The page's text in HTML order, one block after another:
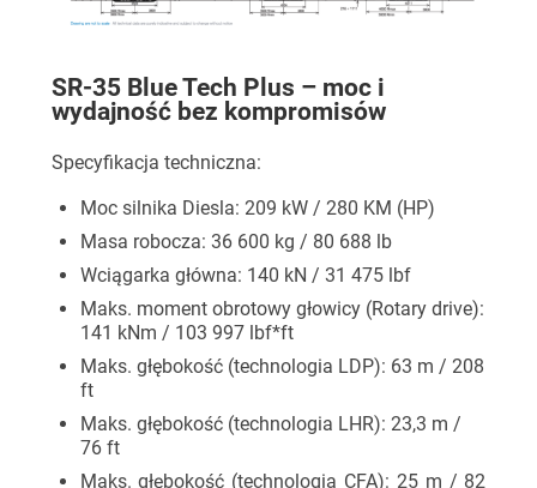
SR-35 Blue Tech Plus – moc i
wydajność bez kompromisów
Specyfikacja techniczna:
Moc silnika Diesla: 209 kW / 280 KM (HP)
Masa robocza: 36 600 kg / 80 688 lb
Wciągarka główna: 140 kN / 31 475 lbf
Maks. moment obrotowy głowicy (Rotary drive):
141 kNm / 103 997 lbf*ft
Maks. głębokość (technologia LDP): 63 m / 208
ft
Maks. głębokość (technologia LHR): 23,3 m /
76 ft
Maks. głębokość (technologia CFA): 25 m / 82